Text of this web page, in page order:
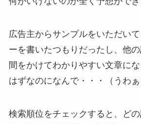
広告主からサンプルをいただい
ーを書いたつもりだったし、他
間をかけてわかりやすい文章に
はずなのになんで・・・（うわ
検索順位をチェックすると、ど